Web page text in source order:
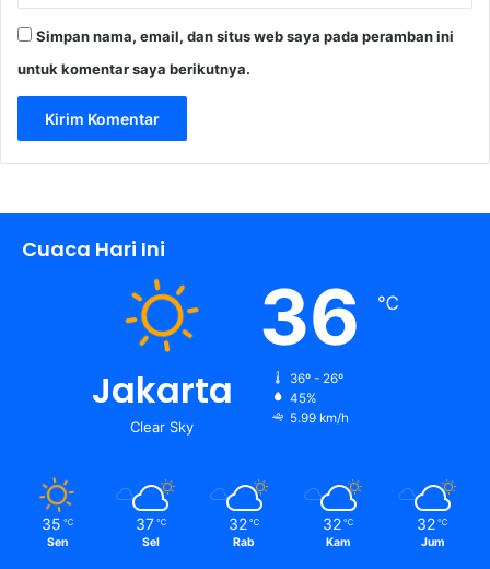
Simpan nama, email, dan situs web saya pada peramban ini
untuk komentar saya berikutnya.
Cuaca Hari Ini
Jakarta
Clear Sky
36 ℃
36º - 26º
45%
5.99 km/h
35 ℃
Sen
37 ℃
Sel
32 ℃
Rab
32 ℃
Kam
32 ℃
Jum